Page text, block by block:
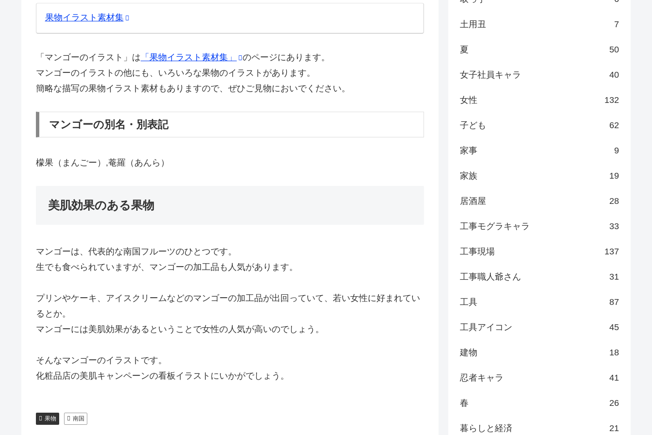
果物イラスト素材集
「マンゴーのイラスト」は 「果物イラスト素材集」
のページにあります。
マンゴーのイラストの他にも、いろいろな果物のイラストがあります。
簡略な描写の果物イラスト素材もありますので、ぜひご見物においでください。
マンゴーの別名・別表記
檬果（まんごー）,菴羅（あんら）
美肌効果のある果物
マンゴーは、代表的な南国フルーツのひとつです。
生でも食べられていますが、マンゴーの加工品も人気があります。
プリンやケーキ、アイスクリームなどのマンゴーの加工品が出回っていて、若い女性に好まれてい
るとか。
マンゴーには美肌効果があるということで女性の人気が高いのでしょう。
そんなマンゴーのイラストです。
化粧品店の美肌キャンペーンの看板イラストにいかがでしょう。
果物 南国
土用丑 7
夏 50
女子社員キャラ 40
女性 132
子ども 62
家事 9
家族 19
居酒屋 28
工事モグラキャラ 33
工事現場 137
工事職人爺さん 31
工具 87
工具アイコン 45
建物 18
忍者キャラ 41
春 26
暮らしと経済 21